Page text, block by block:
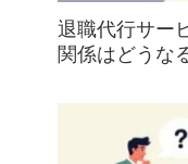
退職代行サー
関係はどうな